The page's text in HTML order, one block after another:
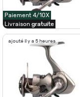
Paiement 4/10X
Livraison gratuite
ajouté il y a 5 heures